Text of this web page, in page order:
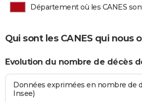
Département où les CANES
Qui sont les CANES qui nous
Evolution du nombre de décès
Données exprimées en nombre de
Insee)